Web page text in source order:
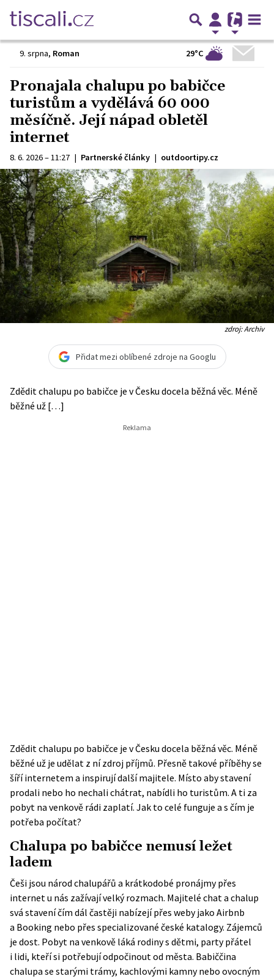
9. srpna, Roman 29°C
Pronajala chalupu po babičce
turistům a vydělává 60 000
měsíčně. Její nápad obletěl
internet
8. 6. 2026 – 11:27 | Partnerské články | outdoortipy.cz
zdroj: Archiv
Přidat mezi oblíbené zdroje na Googlu
Zdědit chalupu po babičce je v Česku docela běžná věc. Méně
běžné už […]
Zdědit chalupu po babičce je v Česku docela běžná věc. Méně
běžné už je udělat z ní zdroj příjmů. Přesně takové příběhy se
šíří internetem a inspirují další majitele. Místo aby stavení
prodali nebo ho nechali chátrat, nabídli ho turistům. A ti za
pobyt na venkově rádi zaplatí. Jak to celé funguje a s čím je
potřeba počítat?
Chalupa po babičce nemusí ležet
ladem
Češi jsou národ chalupářů a krátkodobé pronájmy přes
internet u nás zažívají velký rozmach. Majitelé chat a chalup
svá stavení čím dál častěji nabízejí přes weby jako Airbnb
a Booking nebo přes specializované české katalogy. Zájemců
je dost. Pobyt na venkově láká rodiny s dětmi, party přátel
i lidi, kteří si potřebují odpočinout od města. Babiččina
chalupa se starými trámy, kachlovými kamny nebo ovocným